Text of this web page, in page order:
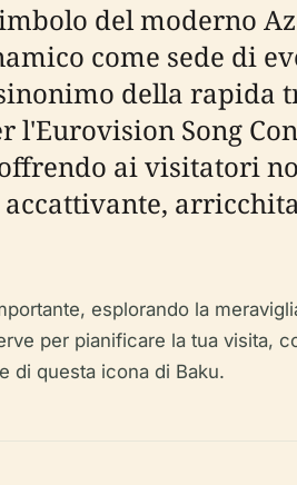
del moderno
come sede di
della
l'Eurovision Song
ai visitatori
esplorando la
per pianificare la tua visita,
di questa icona di Baku.